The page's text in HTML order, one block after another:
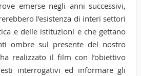
emerse negli anni successivi,
l’esistenza di interi settori
e delle istituzioni e che gettano
ombre sul presente del nostro
realizzato il film con l’obiettivo
interrogativi ed informare gli